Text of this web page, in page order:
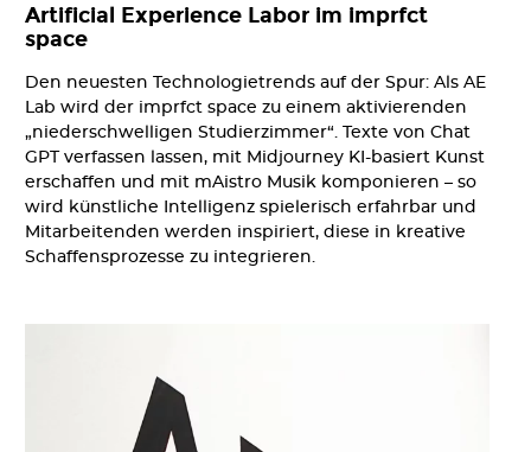
Artificial Experience Labor im imprfct
space
Den neuesten Technologietrends auf der Spur: Als AE
Lab wird der imprfct space zu einem aktivierenden
„niederschwelligen Studierzimmer“. Texte von Chat
GPT verfassen lassen, mit Midjourney KI-basiert Kunst
erschaffen und mit mAistro Musik komponieren – so
wird künstliche Intelligenz spielerisch erfahrbar und
Mitarbeitenden werden inspiriert, diese in kreative
Schaffensprozesse zu integrieren.